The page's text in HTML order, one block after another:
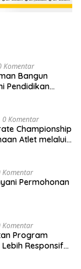
Komentar
Bangun
Pendidikan
0 Komentar
Championship
Atlet melalui
Komentar
Permohonan
Komentar
Program
Responsif